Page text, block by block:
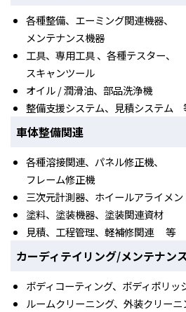
各種整備、エーミング関連機器、
メンテナンス機器
工具、専用工具 、各種テスター、
スキャンツール
オイル / 潤滑油、部品洗浄機
整備支援システム、見積システム
車体整備関連
各種溶接関連、パネル修正機、
フレーム修正機
三次元計測器、ホイールアライメ
塗料、塗装機器、塗装関連資材
見積、工程管理、軽補修関連 等
カーディテイリング/メンテナン
ボディコーティング、ボディポリッ
ルームクリーニング、外装クリーニ